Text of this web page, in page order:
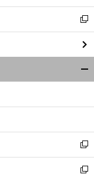
【
木
】
、
開
く
新
し
い
ウ
ィ
ン
ウ
開
く
新
し
い
新